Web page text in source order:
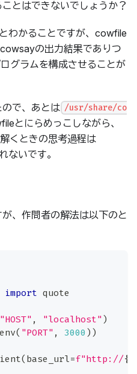
とはできないでしょうか？
わかることですが、cowfile
の出力結果でありつ
グラムを構成させることが
で、あとは /usr/share/co
とにらめっこしながら、
くときの思考過程は
ないです。
、作問者の解法は以下のと
import quote
"HOST" , "localhost" )
( "PORT" , 3000 ) )
( base_url=f"http://{